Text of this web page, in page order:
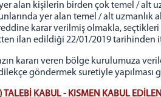
alan kişilerin birden çok temel / alt
yer alan temel / alt
karar verilmiş olmakla,
ilan edildiği 22/01/2019 tarihinden
kararı veren bölge kurulumuza
dilekçe göndermek suretiyle yapılması
KABUL - KISMEN KABUL